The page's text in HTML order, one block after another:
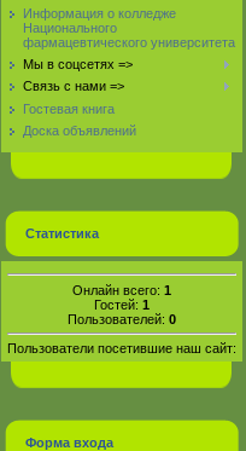
Информация о колледже
Национального
фармацевтического университета
Мы в соцсетях =>
Связь с нами =>
Гостевая книга
Доска объявлений
Статистика
Онлайн всего: 1
Гостей: 1
Пользователей: 0
Пользователи посетившие наш сайт:
Форма входа